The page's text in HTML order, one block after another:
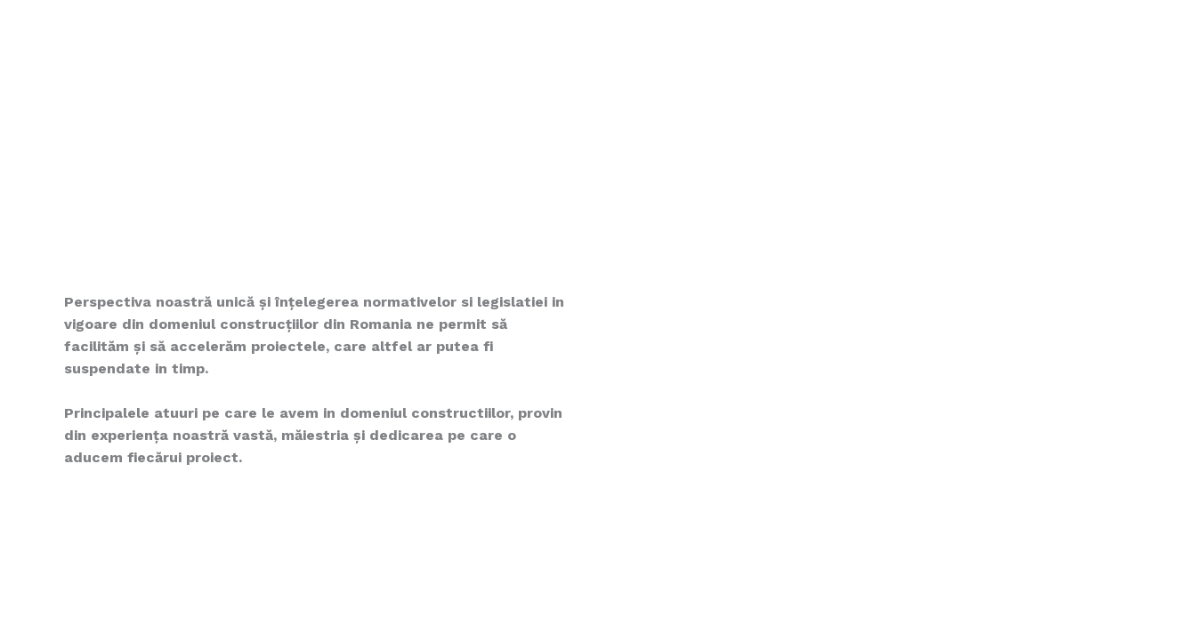
Perspectiva noastră unică și înțelegerea normativelor si legislatiei in
vigoare din domeniul construcțiilor din Romania ne permit să
facilităm și să accelerăm proiectele, care altfel ar putea fi
suspendate in timp.
Principalele atuuri pe care le avem in domeniul constructiilor, provin
din experiența noastră vastă, măiestria și dedicarea pe care o
aducem fiecărui proiect.